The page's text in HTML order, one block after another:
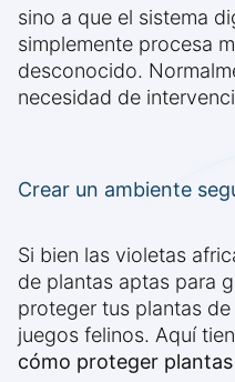
sino a que el sistema
simplemente procesa
desconocido.
necesidad de
Crear un ambiente
Si bien las violetas
de plantas aptas para
proteger tus plantas
juegos felinos. Aquí
cómo proteger